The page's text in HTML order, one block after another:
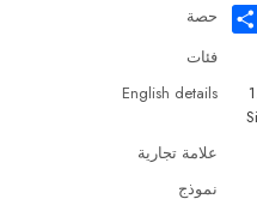
حصة
فئات
English details
علامة تجارية
نموذج